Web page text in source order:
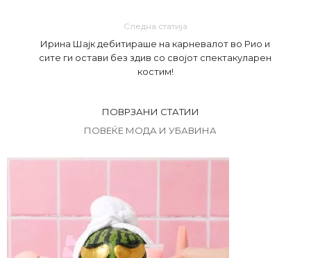
Следна статија
Ирина Шајк дебитираше на карневалот во Рио и
сите ги остави без здив со својот спектакуларен
костим!
ПОВРЗАНИ СТАТИИ
ПОВЕЌЕ МОДА И УБАВИНА